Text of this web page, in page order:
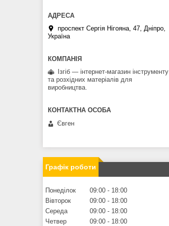
проспект Сергія Нігояна, 47, Дніпро,
Україна
Ізгіб — інтернет-магазин інструменту
та розхідних матеріалів для
виробництва.
Євген
Графік роботи
Понеділок 09:00
18:00
Вівторок
09:00
18:00
Середа
09:00
18:00
Четвер
09:00
18:00